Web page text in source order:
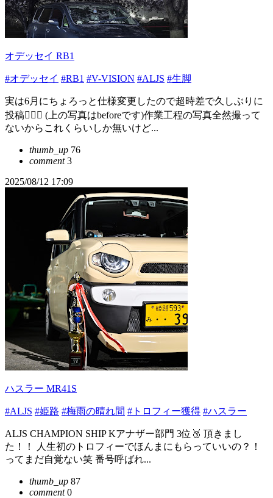
オデッセイ RB1
#オデッセイ #RB1 #V-VISION #ALJS #生脚
実は6月にちょろっと仕様変更したので超時差で久しぶりに
投稿🙋🏻‍♀️ (上の写真はbeforeです)作業工程の写真全然撮って
ないからこれくらいしか無いけど...
thumb_up 76
comment3
2025/08/12 17:09
ハスラー MR41S
#ALJS #姫路 #梅雨の晴れ間 #トロフィー獲得 #ハスラー
ALJS CHAMPION SHIP Kアナザー部門 3位🥉 頂きまし
た！！ 人生初のトロフィーでほんまにもらっていいの？！
ってまだ自覚ない笑 番号呼ばれ...
thumb_up 87
comment0